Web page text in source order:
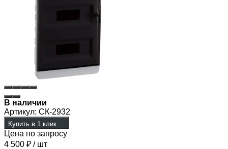
В наличии
Артикул: СК-2932
Купить в 1 клик
Цена по запросу
4 500 ₽ / шт